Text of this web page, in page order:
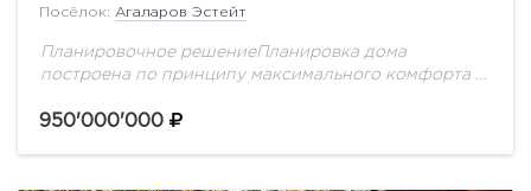
Посёлок: Агаларов Эстейт
Планировочное решениеПланировка дома
построена по принципу максимального комфорта и
встреч и отдыха расположены на первом этаже, а
950'000'000